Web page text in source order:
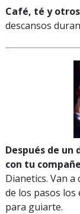
Café, té y
descansos
Después de un
con tu
Dianetics. Van
de los pasos los
para guiarte.